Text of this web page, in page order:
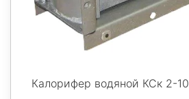
Калорифер водяной КСк 2-10